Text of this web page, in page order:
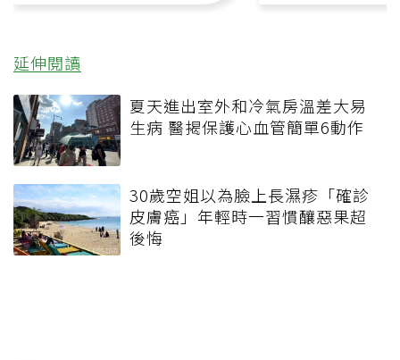
延伸閱讀
夏天進出室外和冷氣房溫差大易
生病 醫揭保護心血管簡單6動作
30歲空姐以為臉上長濕疹「確診
皮膚癌」年輕時一習慣釀惡果超
後悔